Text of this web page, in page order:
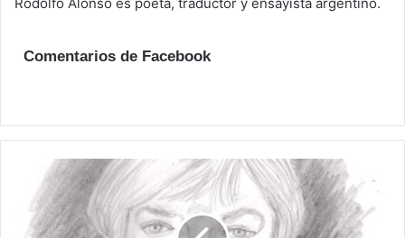
Rodolfo Alonso es poeta, traductor y ensayista argentino.
Comentarios de Facebook